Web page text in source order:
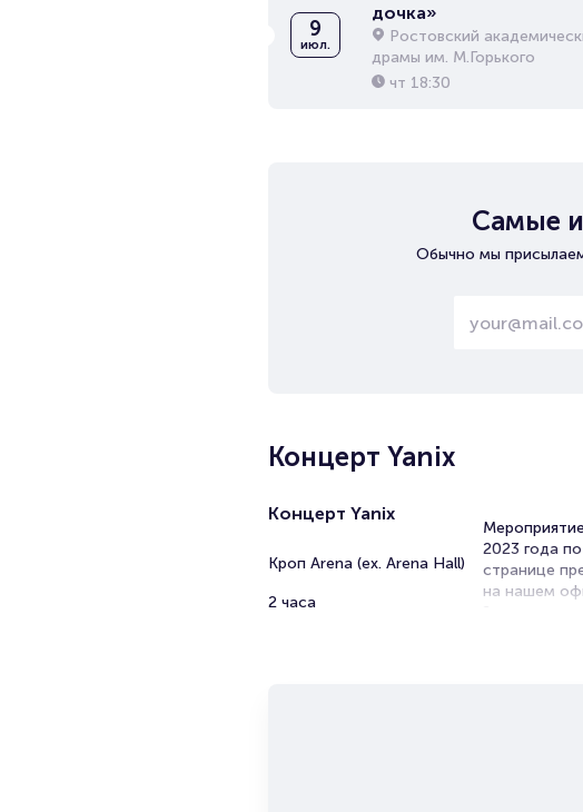
9
июл.
дочка»
Ростовский
драмы им. М.Горького
чт 18:30
Самые
Обычно мы
Концерт Yanix
Концерт Yanix
Кроп Arena (ex. Arena Hall)
2 часа
2023 года
странице
на нашем